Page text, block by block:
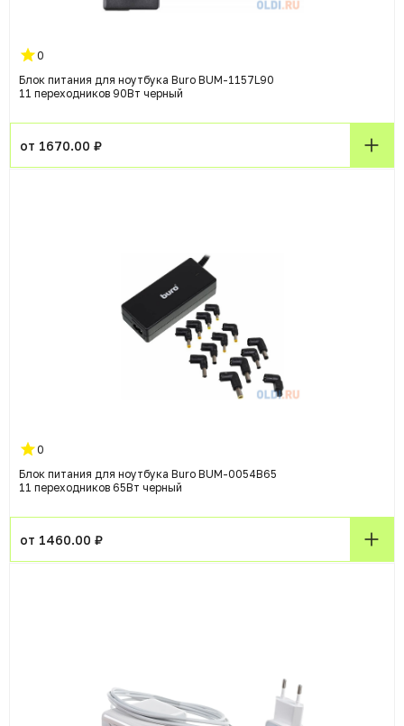
0
Блок питания для ноутбука Buro BUM-1157L90
11 переходников 90Вт черный
от 1670.00 ₽
0
Блок питания для ноутбука Buro BUM-0054B65
11 переходников 65Вт черный
от 1460.00 ₽